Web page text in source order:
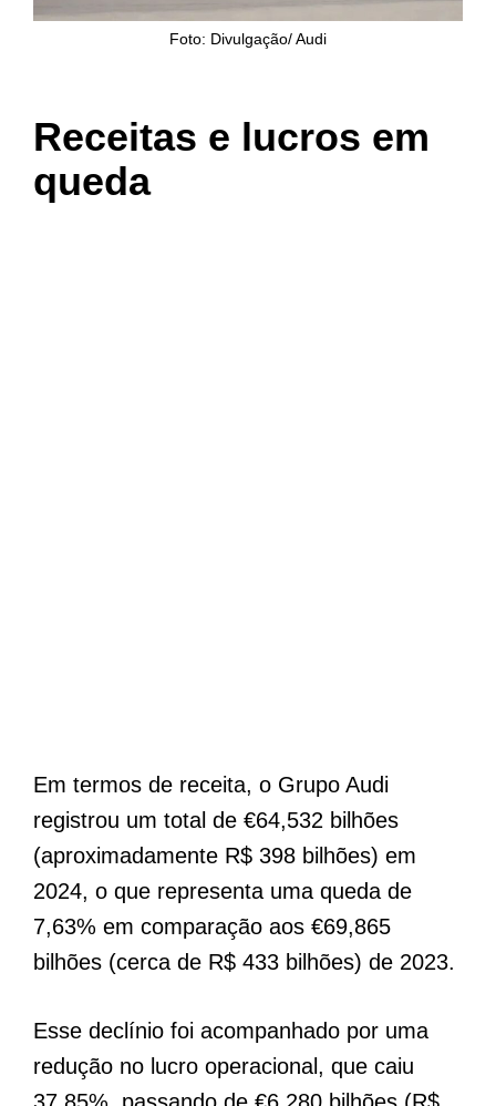
Foto: Divulgação/ Audi
Receitas e lucros em
queda
Em termos de receita, o Grupo Audi
registrou um total de €64,532 bilhões
(aproximadamente R$ 398 bilhões) em
2024, o que representa uma queda de
7,63% em comparação aos €69,865
bilhões (cerca de R$ 433 bilhões) de 2023.
Esse declínio foi acompanhado por uma
redução no lucro operacional, que caiu